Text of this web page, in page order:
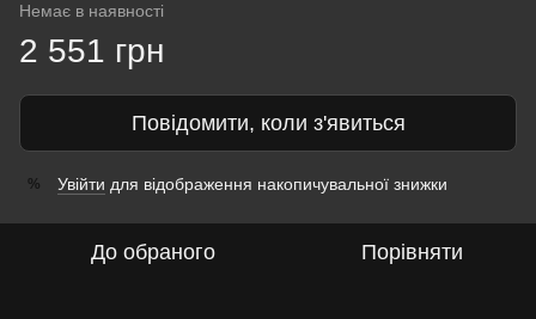
Немає в наявності
2 551 грн
Повідомити, коли з'явиться
% Увійти для відображення накопичувальної знижки
До обраного Порівняти